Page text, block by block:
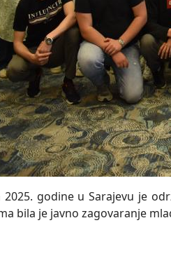
godine u Sarajevu je
bila je javno zagovaranje